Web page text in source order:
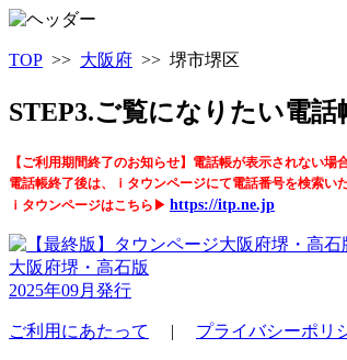
TOP >> 大阪府 >> 堺市堺区
STEP3.ご覧になりたい電
【ご利用期間終了のお知らせ】電話帳が表示されない場
電話帳終了後は、ｉタウンページにて電話番号を検索い
ｉタウンページはこちら▶ https://itp.ne.jp
大阪府堺・高石版
2025年09月発行
ご利用にあたって | プライバシーポリ